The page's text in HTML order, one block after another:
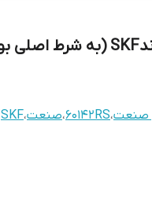
صنعت،60142RS،صنعت،SKF